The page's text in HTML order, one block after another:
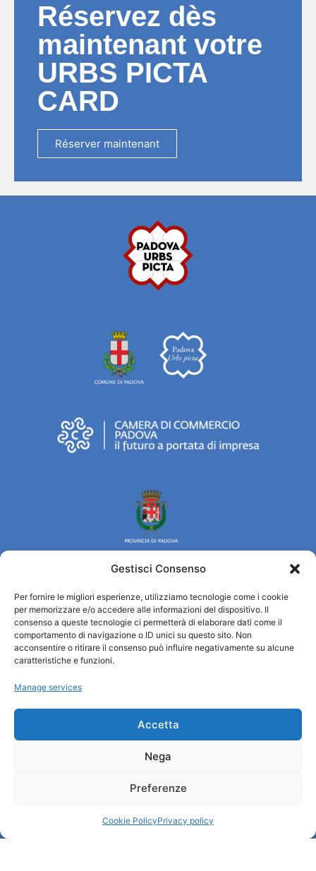
Gestisci Consenso
Per fornire le migliori esperienze, utilizziamo tecnologie come i cookie
per memorizzare e/o accedere alle informazioni del dispositivo. Il
consenso a queste tecnologie ci permetterà di elaborare dati come il
comportamento di navigazione o ID unici su questo sito. Non
acconsentire o ritirare il consenso può influire negativamente su alcune
caratteristiche e funzioni.
Manage services
Accetta
Nega
Preferenze
Cookie PolicyPrivacy policy
Réservez dès
maintenant votre
URBS PICTA
CARD
Réserver maintenant
Turismo Padova
Qui sommes-nous ?
Information et accueil des tourist / IAT
Cookie Policy (UE)